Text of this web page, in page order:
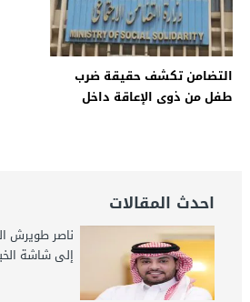
التضامن تكشف حقيقة ضرب
طفل من ذوى الإعاقة داخل
احدث المقالات
ناصر طويرش
إلى شاشة